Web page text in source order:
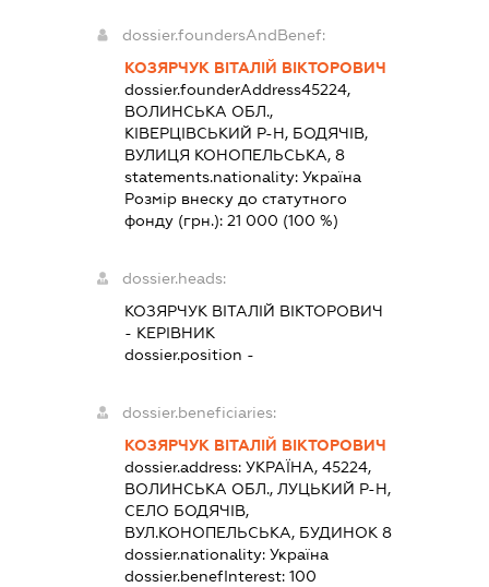
dossier.foundersAndBenef:
КОЗЯРЧУК ВІТАЛІЙ ВІКТОРОВИЧ
dossier.founderAddress45224,
ВОЛИНСЬКА ОБЛ.,
КІВЕРЦІВСЬКИЙ Р-Н, БОДЯЧІВ,
ВУЛИЦЯ КОНОПЕЛЬСЬКА, 8
statements.nationality:Україна
Розмір внеску до статутного
фонду (грн.):21 000 (100 %)
dossier.heads:
КОЗЯРЧУК ВІТАЛІЙ ВІКТОРОВИЧ
- КЕРІВНИК
dossier.position -
dossier.beneficiaries:
КОЗЯРЧУК ВІТАЛІЙ ВІКТОРОВИЧ
dossier.address:УКРАЇНА, 45224,
ВОЛИНСЬКА ОБЛ., ЛУЦЬКИЙ Р-Н,
СЕЛО БОДЯЧІВ,
ВУЛ.КОНОПЕЛЬСЬКА, БУДИНОК 8
dossier.nationality:Україна
dossier.benefInterest:100